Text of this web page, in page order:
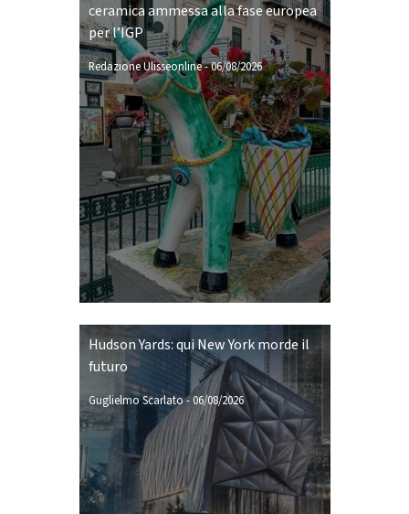
ceramica ammessa alla fase europea
per l’IGP
Redazione Ulisseonline-06/08/2026
Hudson Yards: qui New York morde il
futuro
Guglielmo Scarlato-06/08/2026